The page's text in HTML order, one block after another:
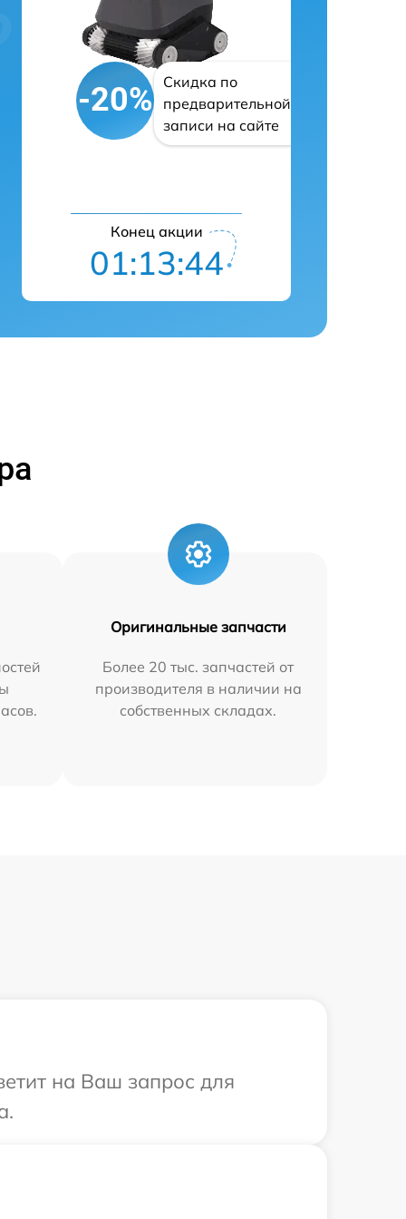
-20%
Скидка по
предварительной
записи на сайте
Конец акции
01:13:43
Оригинальные запчасти
Более 20 тыс. запчастей от
производителя в наличии на
собственных складах.
на Ваш запрос для